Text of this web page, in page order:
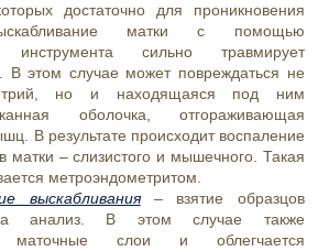
достаточно для проникновения
матки с помощью
инструмента сильно травмирует
В этом случае может повреждаться не
но и находящаяся под ним
оболочка, отгораживающая
В результате происходит воспаление
матки – слизистого и мышечного. Такая
метроэндометритом.
выскабливания– взятие образцов
анализ. В этом случае также
маточные слои и облегчается